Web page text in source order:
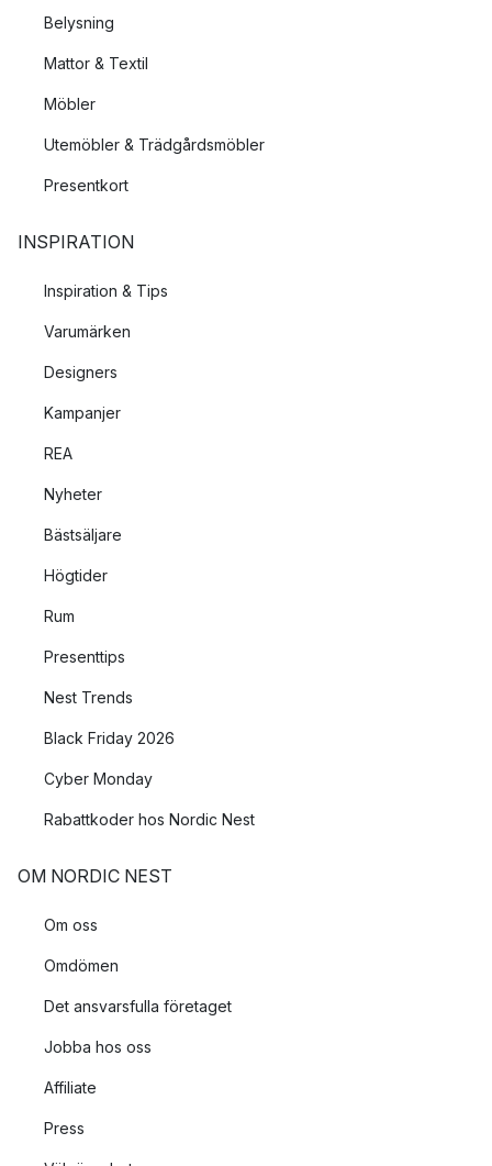
Belysning
Mattor & Textil
Möbler
Utemöbler & Trädgårdsmöbler
Presentkort
INSPIRATION
Inspiration & Tips
Varumärken
Designers
Kampanjer
REA
Nyheter
Bästsäljare
Högtider
Rum
Presenttips
Nest Trends
Black Friday 2026
Cyber Monday
Rabattkoder hos Nordic Nest
OM NORDIC NEST
Om oss
Omdömen
Det ansvarsfulla företaget
Jobba hos oss
Affiliate
Press